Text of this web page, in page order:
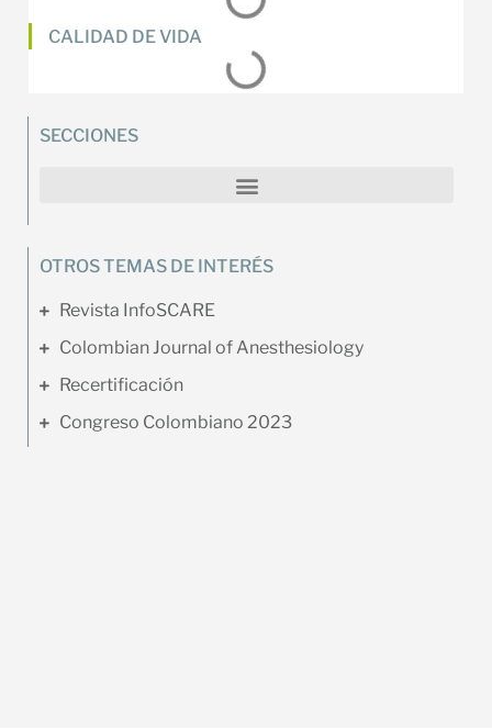
CALIDAD DE VIDA
SECCIONES
OTROS TEMAS DE INTERÉS
Revista InfoSCARE
Colombian Journal of Anesthesiology
Recertificación
Congreso Colombiano 2023